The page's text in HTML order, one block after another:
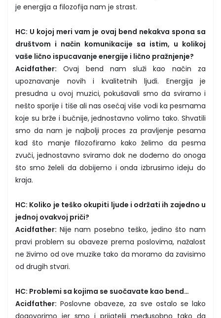
je energija a filozofija nam je strast.
HC: U kojoj meri vam je ovaj bend nekakva spona sa
društvom i način komunikacije sa istim, u kolikoj
vaše lično ispucavanje energije i lično pražnjenje?
Acidfather: Ovaj bend nam služi kao način za
upoznavanje novih i kvalitetnih ljudi. Energija je
presudna u ovoj muzici, pokušavali smo da sviramo i
nešto sporije i tiše ali nas osećaj više vodi ka pesmama
koje su brže i bučnije, jednostavno volimo tako. Shvatili
smo da nam je najbolji proces za pravljenje pesama
kad što manje filozofiramo kako želimo da pesma
zvuči, jednostavno sviramo dok ne dođemo do onoga
što smo želeli da dobijemo i onda izbrusimo ideju do
kraja.
HC: Koliko je teško okupiti ljude i održati ih zajedno u
jednoj ovakvoj priči?
Acidfather: Nije nam posebno teško, jedino što nam
pravi problem su obaveze prema poslovima, nažalost
ne živimo od ove muzike tako da moramo da zavisimo
od drugih stvari.
HC: Problemi sa kojima se suočavate kao bend…
Acidfather: Poslovne obaveze, za sve ostalo se lako
dogovorimo jer smo i prijatelji međusobno tako da